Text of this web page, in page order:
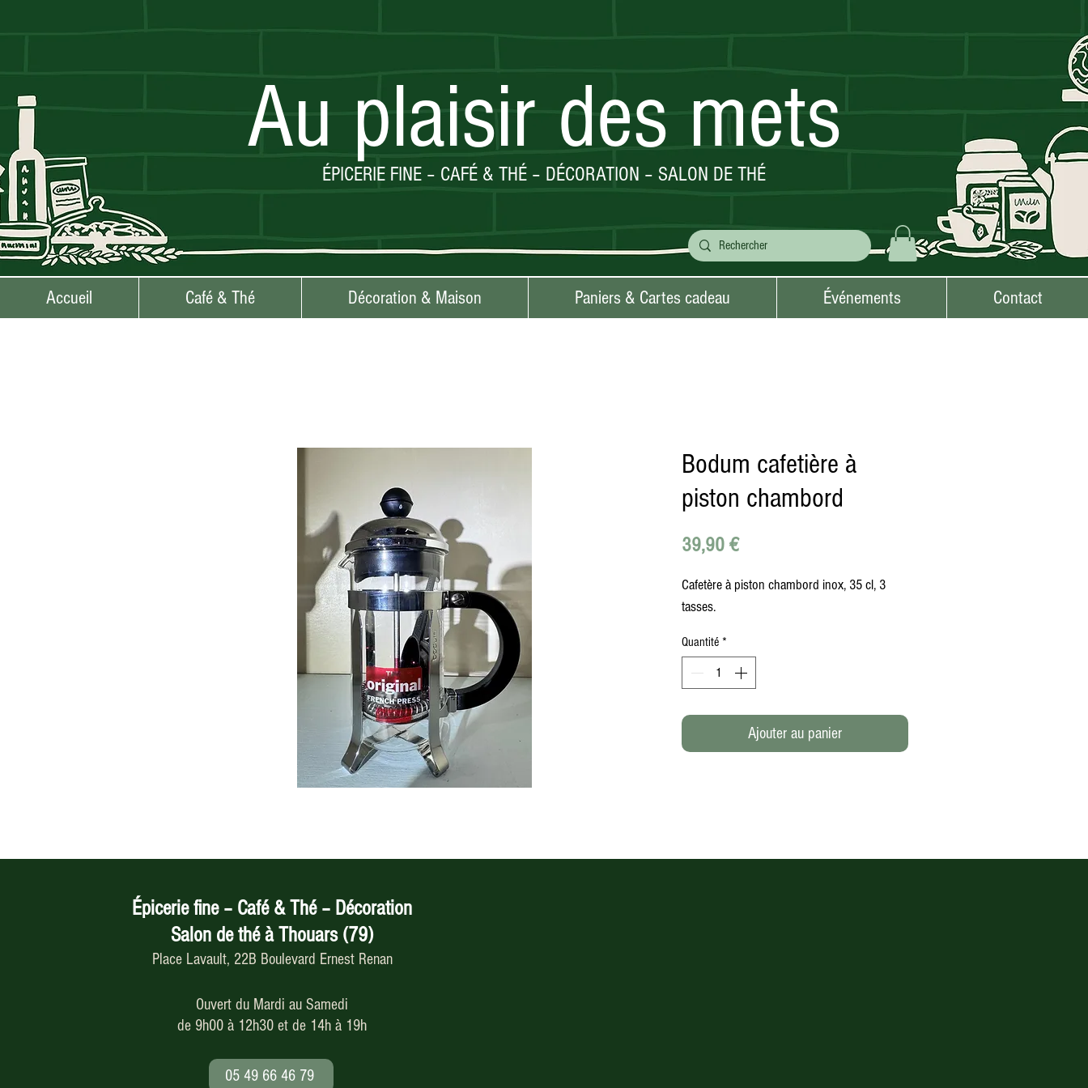
Au plaisir des mets
ÉPICERIE FINE – CAFÉ & THÉ – DÉCORATION – SALON DE THÉ
Accueil Café & Thé Décoration & Maison Paniers & Cartes cadeau Événements Contact
Bodum cafetière à
piston chambord
39,90 €Prix
Cafetère à piston chambord inox, 35 cl, 3
tasses.
Quantité *
Ajouter au panier
Épicerie fine – Café & Thé – Décoration
Salon de thé à Thouars (79)
Place Lavault, 22B Boulevard Ernest Renan
Ouvert du Mardi au Samedi
de 9h00 à 12h30 et de 14h à 19h
05 49 66 46 79